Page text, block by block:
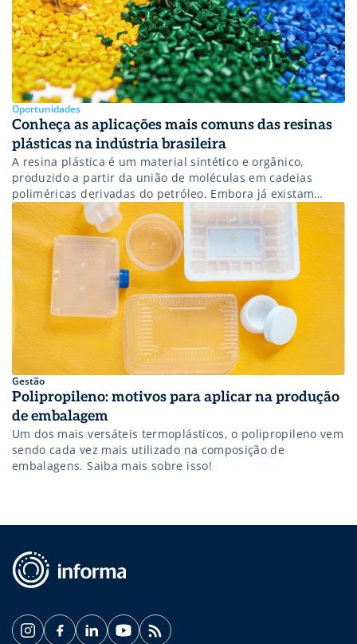
Oportunidades
Conheça as aplicações mais comuns das resinas
plásticas na indústria brasileira
A resina plástica é um material sintético e orgânico,
produzido a partir da união de moléculas em cadeias
poliméricas derivadas do petróleo. Embora já existam
resinas feitas a partir de fontes renováveis, elas ainda são
minoria no mercado. A quase totalidade dos plásticos do
mundo moderno é criada a partir de uma reação química
que […]
Gestão
Polipropileno: motivos para aplicar na produção
de embalagem
Um dos mais versáteis termoplásticos, o polipropileno vem
sendo cada vez mais utilizado na composição de
embalagens. Saiba mais sobre isso!